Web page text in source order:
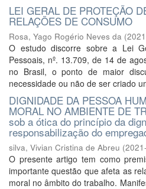
LEI GERAL DE PROTEÇÃO
RELAÇÕES DE CONSUMO
Rosa, Yago Rogério Neves da (
O estudo discorre sobre a Lei
Pessoais, nº. 13.709, de 14 de
no Brasil, o ponto de maior
necessidade ou não de ser criado
DIGNIDADE DA PESSOA
MORAL NO AMBIENTE DE
sob a ótica do princípio da
responsabilização do
silva, Vivian Cristina de Abreu (
O presente artigo tem como
importante questão que afeta as
moral no âmbito do trabalho.